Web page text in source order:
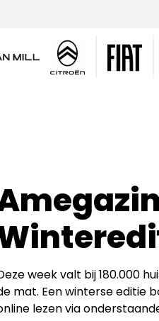
week valt bij 180.000
mat. Een winterse editie
lezen via